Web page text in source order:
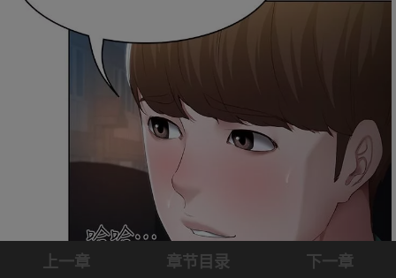
上一章 章节目录 下一章